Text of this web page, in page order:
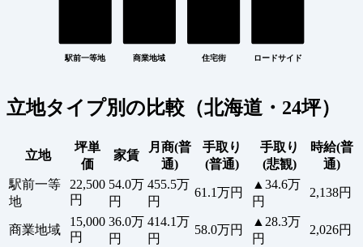
駅前一等地 商業地域 住宅街 ロードサイド
立地タイプ別の比較（北海道・24坪）
立地
坪単
価
家賃
月商(普
通)
手取り
(普通)
手取り
(悲観)
時給(普
通)
駅前一等
地
22,500
円
54.0万
円
455.5万
円
61.1万円
▲34.6万
円
2,138円
商業地域
15,000
円
36.0万
円
414.1万
円
58.0万円
▲28.3万
円
2,026円